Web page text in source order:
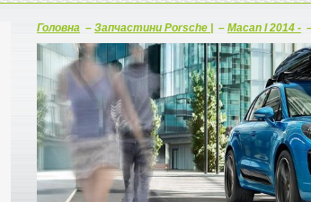
Головна – Запчастини Porsche | – Macan I 2014 -